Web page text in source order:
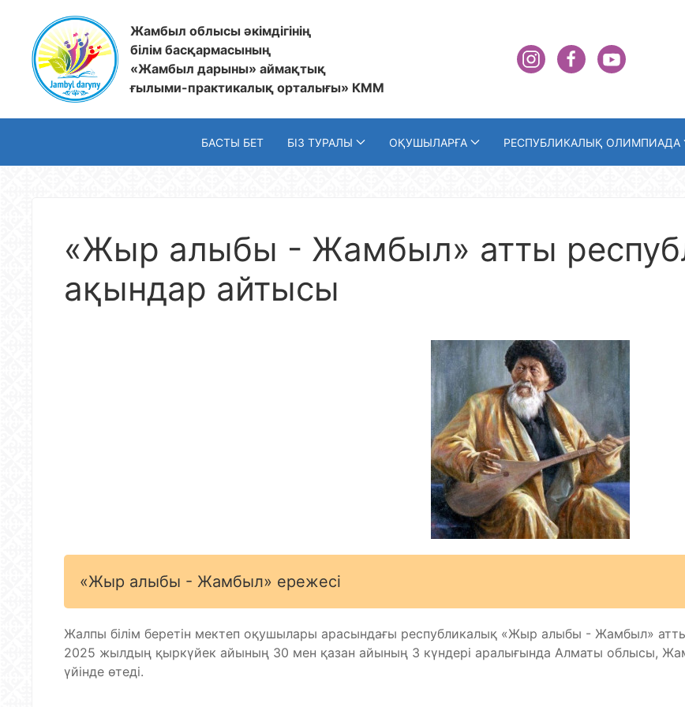
Жамбыл облысы әкімдігінің
білім басқармасының
«Жамбыл дарыны» аймақтық
ғылыми-практикалық орталығы» КММ
БАСТЫ БЕТ БІЗ ТУРАЛЫ ОҚУШЫЛАРҒА РЕСПУБЛИКАЛЫҚ ОЛИМПИАДА
«Жыр алыбы - Жамбыл» атты
ақындар айтысы
«Жыр алыбы - Жамбыл» ережесі
Жалпы білім беретін мектеп оқушылары арасындағы республикалық «Жыр алыбы - Жамбыл»
2025 жылдың қыркүйек айының 30 мен қазан айының 3 күндері аралығында Алматы облысы,
үйінде өтеді.